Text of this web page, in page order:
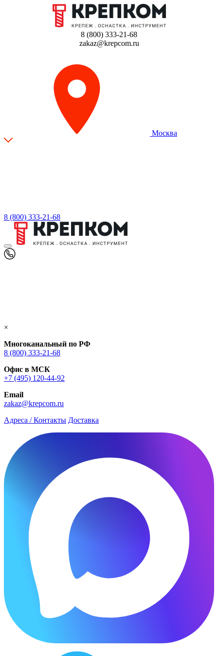
8 (800) 333-21-68
zakaz@krepcom.ru
Москва
8 (800) 333-21-68
×
Многоканальный по РФ
8 (800) 333‑21-68
Офис в МСК
+7 (495) 120-44-92
Email
zakaz@krepcom.ru
Адреса / Контакты Доставка